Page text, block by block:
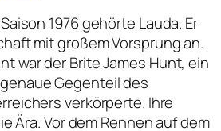
1976 gehörte Lauda. Er
mit großem Vorsprung an.
war der Brite James Hunt, ein
Gegenteil des
verkörperte. Ihre
Ära. Vor dem Rennen auf dem